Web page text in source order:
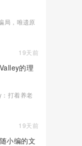
局，唯遗原
19天前
的理
：打着养老
19天前
小编的文